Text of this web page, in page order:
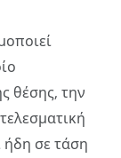
θέσης, την
ήδη σε τάση